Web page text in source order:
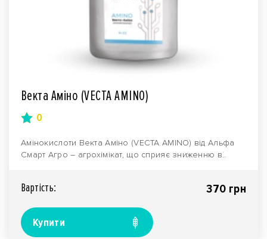
Векта Аміно (VECTA AMINO)
0
Амінокислоти Векта Аміно (VECTA AMINO) від Альфа
Смарт Агро – агрохімікат, що сприяє зниженню в..
Вартiсть: 370 грн
Купити